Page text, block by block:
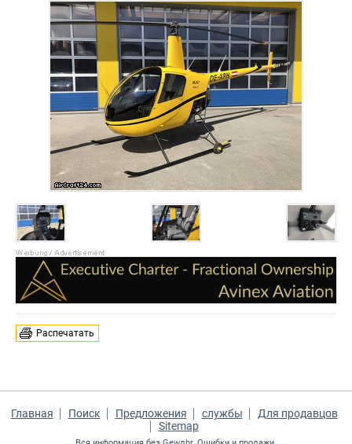
Распечатать
Главная Поиск Предложения службы
Для продавцов
Sitemap